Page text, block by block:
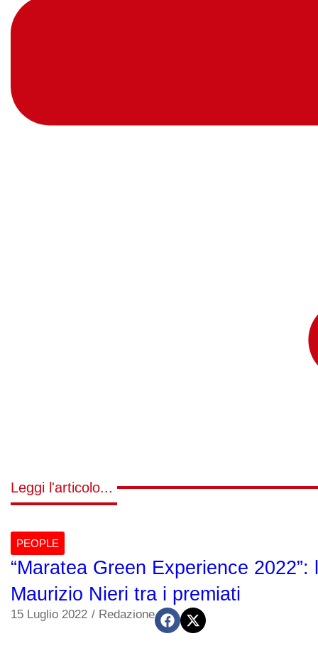
Leggi l'articolo...
PEOPLE
“Maratea Green Experience
Maurizio Nieri tra i premiati
15 Luglio 2022 / Redazione